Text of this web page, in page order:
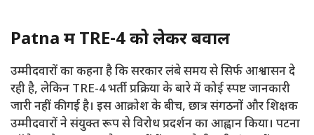
Patna में TRE-4 को लेकर बवाल
उम्मीदवारों का कहना है कि सरकार लंबे समय से सिर्फ आश्वासन दे
रही है, लेकिन TRE-4 भर्ती प्रक्रिया के बारे में कोई स्पष्ट जानकारी
जारी नहीं की गई है। इस आक्रोश के बीच, छात्र संगठनों और शिक्षक
उम्मीदवारों ने संयुक्त रूप से विरोध प्रदर्शन का आह्वान किया। पटना